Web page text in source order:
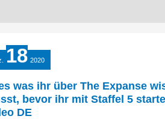
18 2020
was ihr über The Expanse
bevor ihr mit Staffel 5
DE